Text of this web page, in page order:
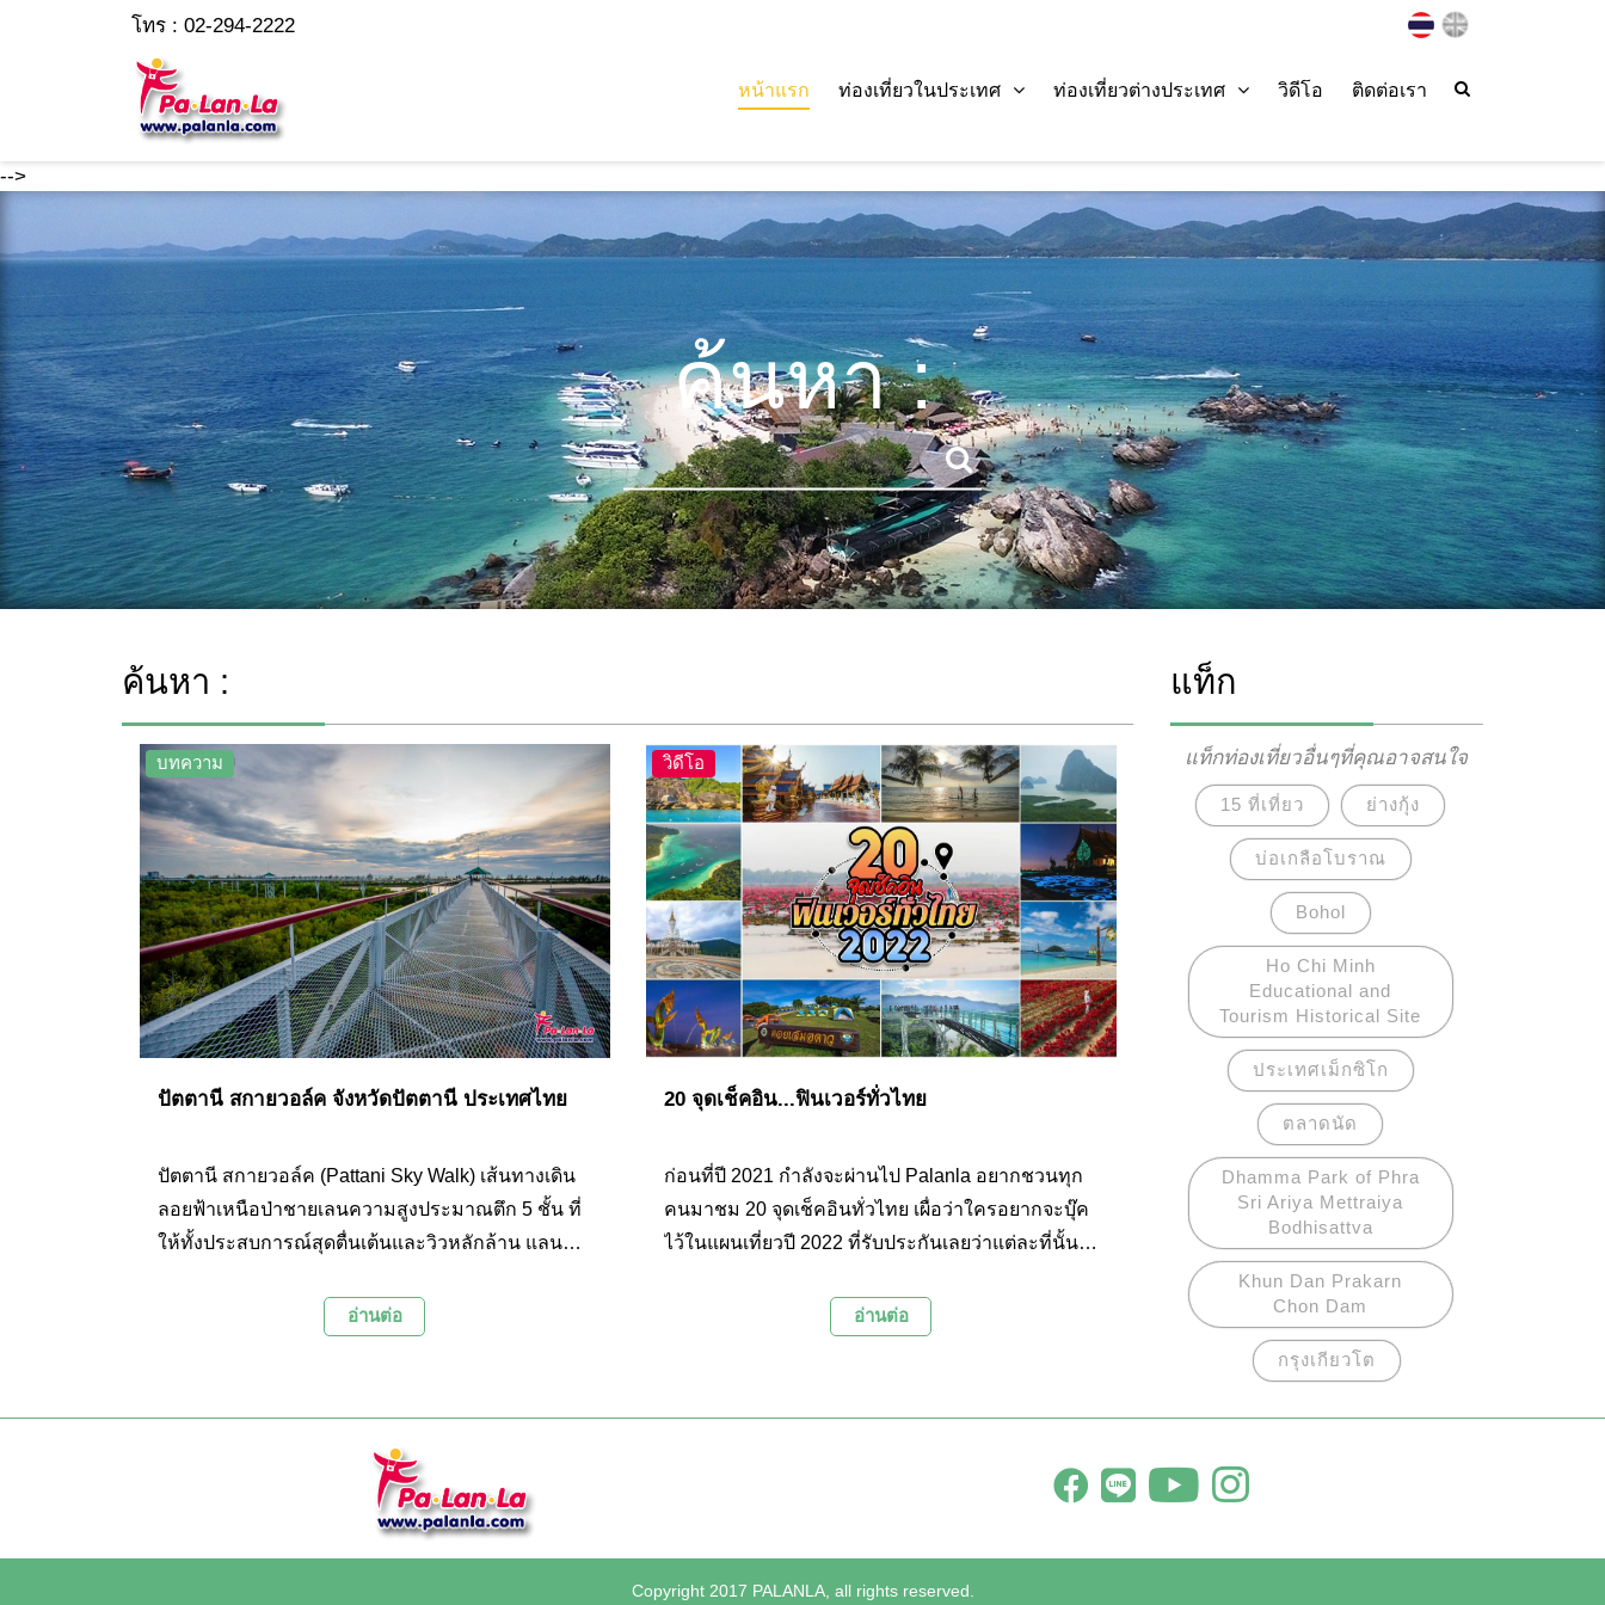
-->
โทร : 02-294-2222
หน้าแรก ท่องเที่ยวในประเทศ ท่องเที่ยวต่างประเทศ วิดีโอ ติดต่อเรา
ค้นหา :
ค้นหา :
บทความ
ปัตตานี สกายวอล์ค จังหวัดปัตตานี ประเทศไทย
ปัตตานี สกายวอล์ค (Pattani Sky Walk) เส้นทางเดิน
ลอยฟ้าเหนือป่าชายเลนความสูงประมาณตึก 5 ชั้น ที่
ให้ทั้งประสบการณ์สุดตื่นเต้นและวิวหลักล้าน แลนด์
ผจญภัยแห่งแรกและแห่งใหม่ในจังหวัดชายแดนภาค
อ่านต่อ
วิดีโอ
20 จุดเช็คอิน...ฟินเวอร์ทั่วไทย
ก่อนที่ปี 2021 กำลังจะผ่านไป Palanla อยากชวนทุก
คนมาชม 20 จุดเช็คอินทั่วไทย เผื่อว่าใครอยากจะบุ๊ค
ไว้ในแผนเที่ยวปี 2022 ที่รับประกันเลยว่าแต่ละที่นั้น
มาเอาใจคอเที่ยวทุกสาย ให้ได้ฟินกันไปตามๆ กันเลย
อ่านต่อ
แท็ก
แท็กท่องเที่ยวอื่นๆที่คุณอาจสนใจ
15 ที่เที่ยว ย่างกุ้ง
บ่อเกลือโบราณ
Bohol
Ho Chi Minh
Educational and
Tourism Historical Site
ประเทศเม็กซิโก
ตลาดนัด
Dhamma Park of Phra
Sri Ariya Mettraiya
Bodhisattva
Khun Dan Prakarn
Chon Dam
กรุงเกียวโต
Copyright 2017 PALANLA, all rights reserved.